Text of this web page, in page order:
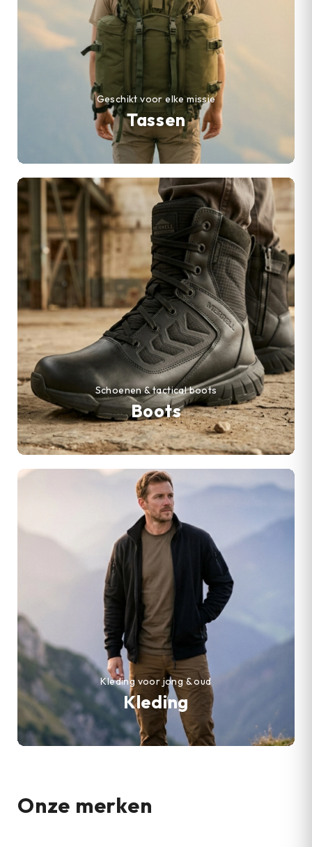
Tassen
Geschikt voor elke missie
Boots
Schoenen & tactical boots
Kleding
Kleding voor jong & oud
Onze merken